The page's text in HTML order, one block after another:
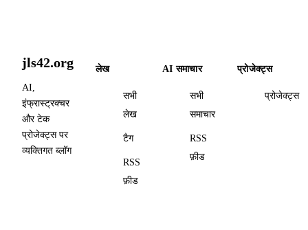
jls42.org
AI,
इंफ्रास्ट्रक्चर
और टेक
प्रोजेक्ट्स पर
व्यक्तिगत ब्लॉग
लेख
सभी
लेख
टैग
RSS
फ़ीड
AI समाचार
सभी
समाचार
RSS
फ़ीड
प्रोजेक्ट्स
प्रोजेक्ट्स